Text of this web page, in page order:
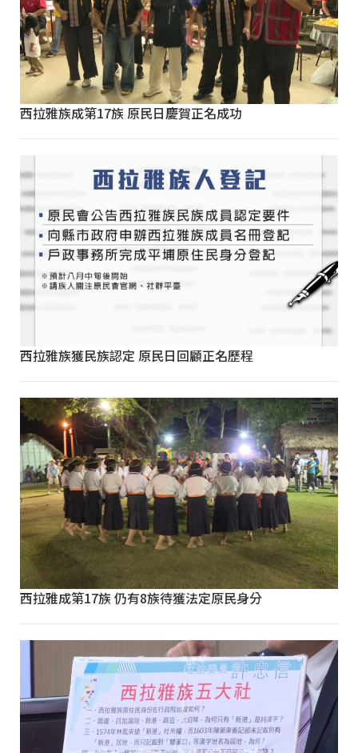
西拉雅族成第17族 原民日慶賀正名成功
西拉雅族獲民族認定 原民日回顧正名歷程
西拉雅成第17族 仍有8族待獲法定原民身分